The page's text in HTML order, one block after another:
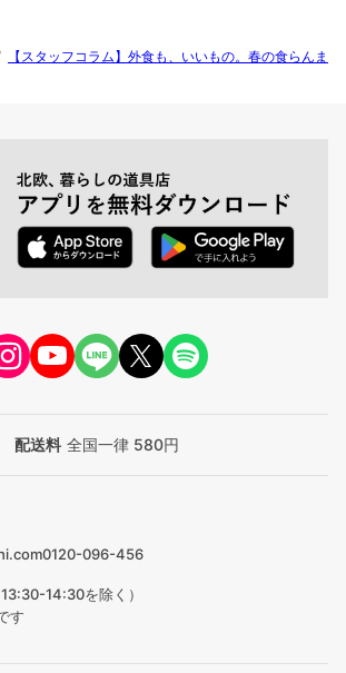
【スタッフコラム】外食も、いいもの。春の食らんま
配送料 全国一律 580円
0120-096-456
14:30を除く）
す